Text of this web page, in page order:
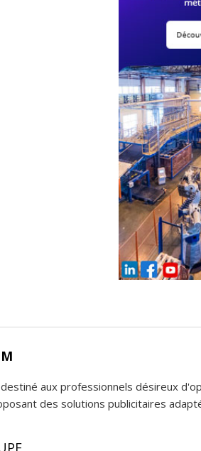
aux professionnels désireux
des solutions publicitaires